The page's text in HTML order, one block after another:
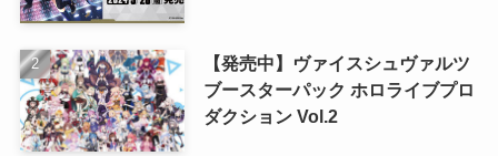
【発売中】ヴァイスシュヴァルツ
ブースターパック ホロライブプロ
ダクション Vol.2